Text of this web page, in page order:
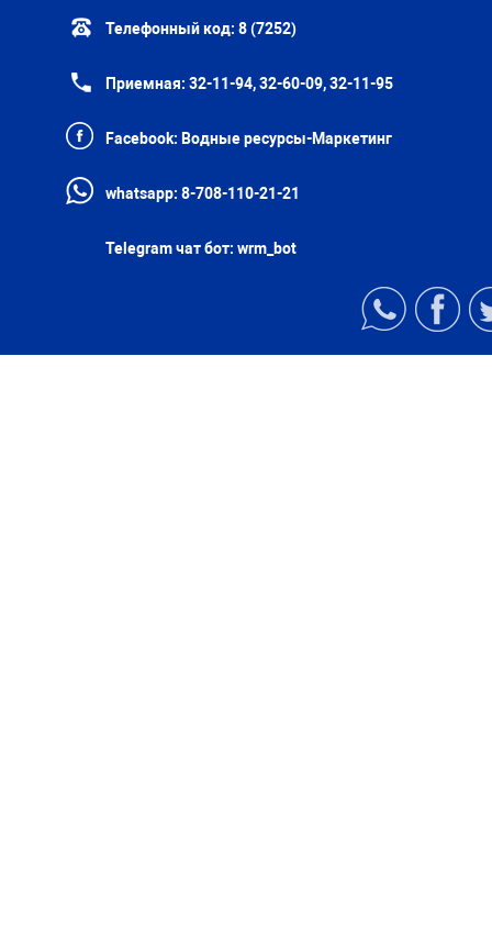
Телефонный код: 8 (7252)
Приемная: 32-11-94, 32-60-09, 32-11-95
Facebook: Водные ресурсы-Маркетинг
whatsapp: 8-708-110-21-21
Telegram чат бот: wrm_bot